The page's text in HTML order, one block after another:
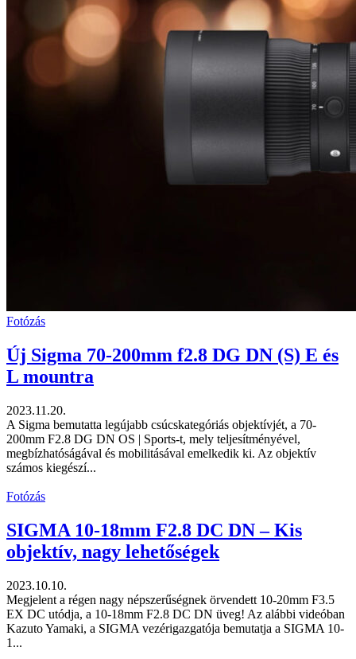
Fotózás
Új Sigma 70-200mm f2.8 DG DN (S) E és
L mountra
2023.11.20.
A Sigma bemutatta legújabb csúcskategóriás objektívjét, a 70-
200mm F2.8 DG DN OS | Sports-t, mely teljesítményével,
megbízhatóságával és mobilitásával emelkedik ki. Az objektív
számos kiegészí...
Fotózás
SIGMA 10-18mm F2.8 DC DN – Kis
objektív, nagy lehetőségek
2023.10.10.
Megjelent a régen nagy népszerűségnek örvendett 10-20mm F3.5
EX DC utódja, a 10-18mm F2.8 DC DN üveg! Az alábbi videóban
Kazuto Yamaki, a SIGMA vezérigazgatója bemutatja a SIGMA 10-
1...